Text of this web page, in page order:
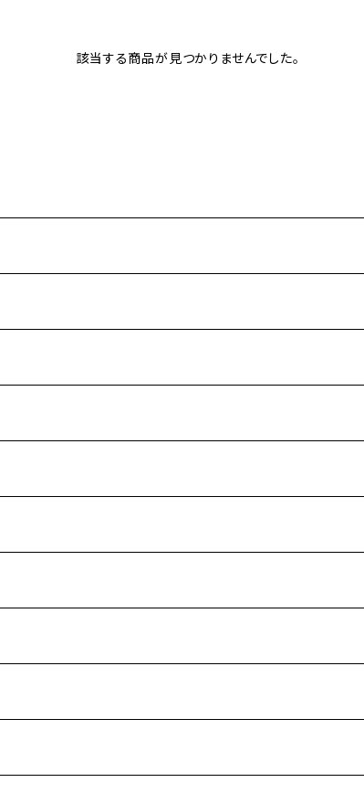
該当する商品が見つかりませんでした。